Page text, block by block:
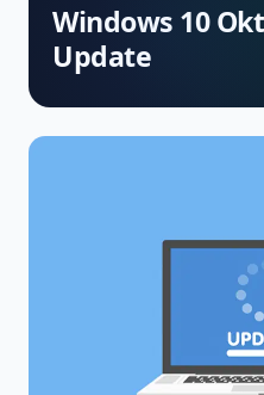
Windows 10
Update